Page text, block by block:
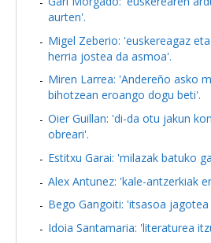
aurten'.
Migel Zeberio: 'euskereagaz
herria jostea da asmoa'.
Miren Larrea: 'Andereño asko
bihotzean eroango dogu beti'.
Oier Guillan: 'di-da otu jakun
obreari'.
Estitxu Garai: 'milazak batuko
Alex Antunez: 'kale-antzerkiak
Bego Gangoiti: 'itsasoa
Idoia Santamaria: 'literaturea